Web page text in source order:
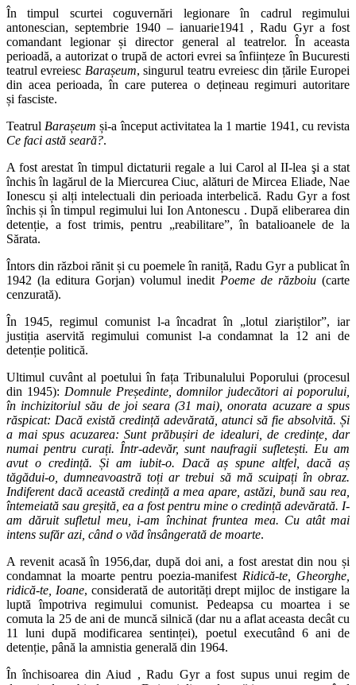
În timpul scurtei coguvernări legionare în cadrul regimului
antonescian, septembrie 1940 – ianuarie1941 , Radu Gyr a fost
comandant legionar și director general al teatrelor. În aceasta
perioadă, a autorizat o trupă de actori evrei sa înființeze în Bucuresti
teatrul evreiesc Barașeum, singurul teatru evreiesc din țările Europei
din acea perioada, în care puterea o dețineau regimuri autoritare
și fasciste.
Teatrul Barașeum și-a început activitatea la 1 martie 1941, cu revista
Ce faci astă seară?.
A fost arestat în timpul dictaturii regale a lui Carol al II-lea şi a stat
închis în lagărul de la Miercurea Ciuc, alături de Mircea Eliade, Nae
Ionescu și alți intelectuali din perioada interbelică. Radu Gyr a fost
închis și în timpul regimului lui Ion Antonescu . După eliberarea din
detenție, a fost trimis, pentru „reabilitare”, în batalioanele de la
Sărata.
Întors din război rănit și cu poemele în raniță, Radu Gyr a publicat în
1942 (la editura Gorjan) volumul inedit Poeme de războiu (carte
cenzurată).
În 1945, regimul comunist l-a încadrat în „lotul ziariștilor”, iar
justiția aservită regimului comunist l-a condamnat la 12 ani de
detenție politică.
Ultimul cuvânt al poetului în fața Tribunalului Poporului (procesul
din 1945): Domnule Președinte, domnilor judecători ai poporului,
în inchizitoriul său de joi seara (31 mai), onorata acuzare a spus
răspicat: Dacă există credință adevărată, atunci să fie absolvită. Și
a mai spus acuzarea: Sunt prăbușiri de idealuri, de credințe, dar
numai pentru curați. Într-adevăr, sunt naufragii sufletești. Eu am
avut o credință. Și am iubit-o. Dacă aș spune altfel, dacă aș
tăgădui-o, dumneavoastră toți ar trebui să mă scuipați în obraz.
Indiferent dacă această credință a mea apare, astăzi, bună sau rea,
întemeiată sau greșită, ea a fost pentru mine o credință adevărată. I-
am dăruit sufletul meu, i-am închinat fruntea mea. Cu atât mai
intens sufăr azi, când o văd însângerată de moarte.
A revenit acasă în 1956,dar, după doi ani, a fost arestat din nou și
condamnat la moarte pentru poezia-manifest Ridică-te, Gheorghe,
ridică-te, Ioane, considerată de autorități drept mijloc de instigare la
luptă împotriva regimului comunist. Pedeapsa cu moartea i se
comuta la 25 de ani de muncă silnică (dar nu a aflat aceasta decât cu
11 luni după modificarea sentinței), poetul executând 6 ani de
detenție, până la amnistia generală din 1964.
În închisoarea din Aiud , Radu Gyr a fost supus unui regim de